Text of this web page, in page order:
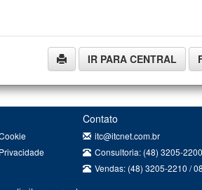
IR PARA CENTRAL
Contato
itc@itcnet.com.br
Consultoria: (48) 3205-2200
Vendas: (48) 3205-2210 /